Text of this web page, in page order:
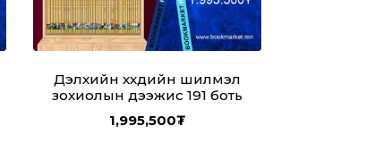
Дэлхийн хүүхдийн шилмэл
зохиолын дээжис 191 боть
1,995,500₮